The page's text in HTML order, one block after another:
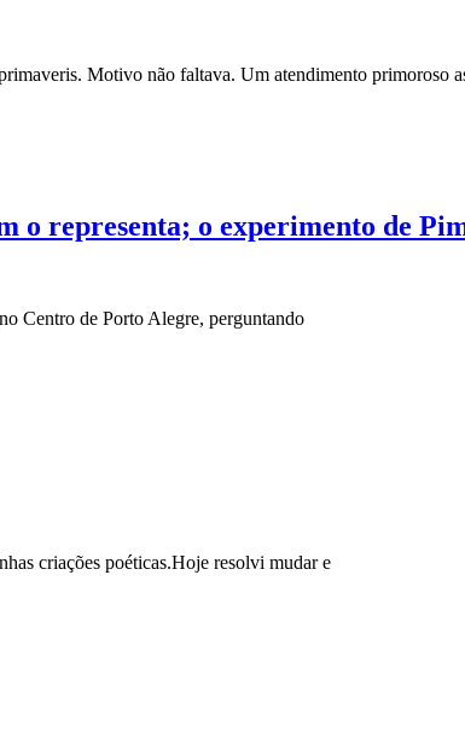
Motivo não faltava. Um atendimento primoroso
o representa; o experimento de
Centro de Porto Alegre, perguntando
criações poéticas.Hoje resolvi mudar e